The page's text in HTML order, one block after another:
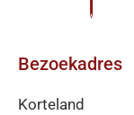
Bezoekadres
Korteland